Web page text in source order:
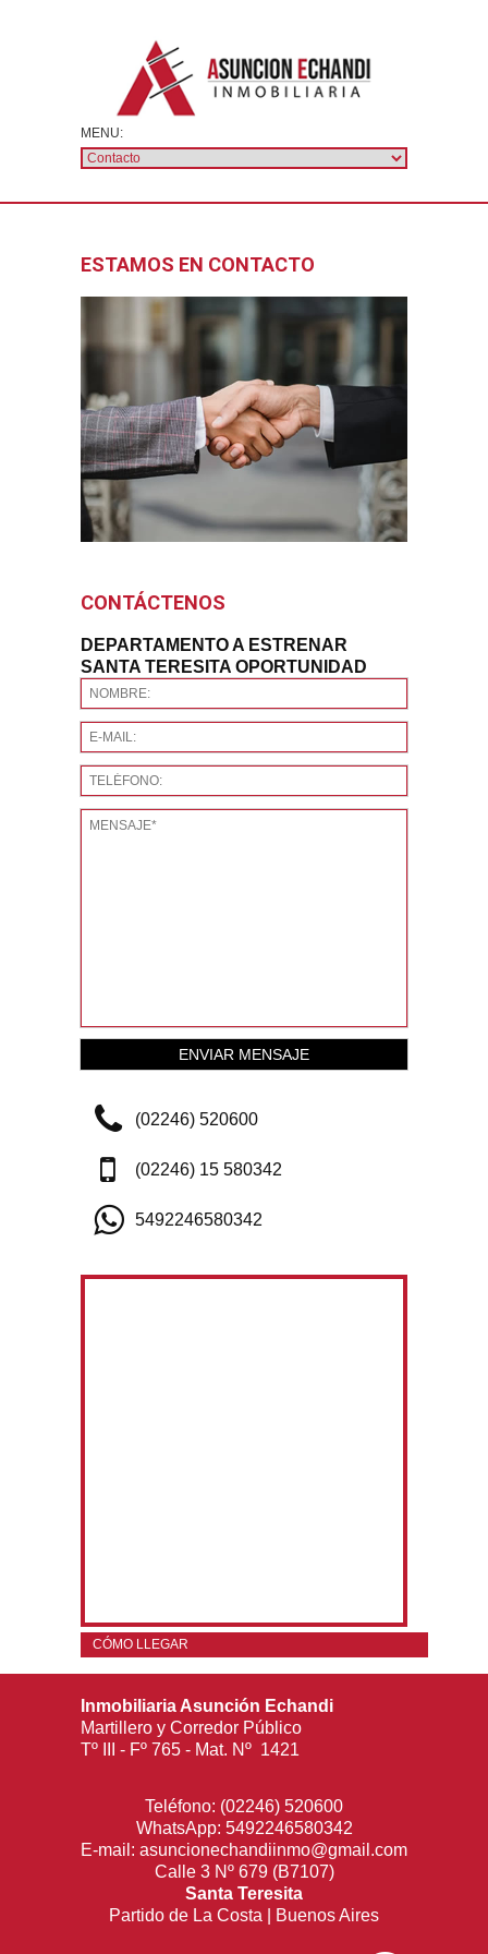
ESTAMOS EN CONTACTO
CONTÁCTENOS
DEPARTAMENTO A ESTRENAR
SANTA TERESITA OPORTUNIDAD
(02246) 520600
(02246) 15 580342
5492246580342
CÓMO LLEGAR
Inmobiliaria Asunción Echandi
Martillero y Corredor Público
Tº III - Fº 765 - Mat. Nº 1421
Teléfono: (02246) 520600
WhatsApp: 5492246580342
E-mail: asuncionechandiinmo@gmail.com
Calle 3 Nº 679 (B7107)
Santa Teresita
Partido de La Costa | Buenos Aires